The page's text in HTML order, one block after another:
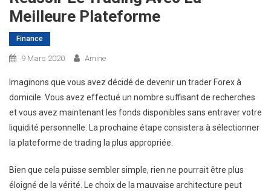
Meilleure Plateforme
Finance
9 Mars 2020 Amine
Imaginons que vous avez décidé de devenir un trader Forex à
domicile. Vous avez effectué un nombre suffisant de recherches
et vous avez maintenant les fonds disponibles sans entraver votre
liquidité personnelle. La prochaine étape consistera à sélectionner
la plateforme de trading la plus appropriée.
Bien que cela puisse sembler simple, rien ne pourrait être plus
éloigné de la vérité. Le choix de la mauvaise architecture peut